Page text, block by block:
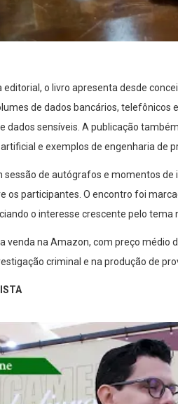
editorial, o livro apresenta desde
de dados bancários, telefônicos
dados sensíveis. A publicação
e exemplos de engenharia de
sessão de autógrafos e momentos
os participantes. O encontro foi
o interesse crescente pelo tema
venda na Amazon, com preço médio
criminal e na produção de